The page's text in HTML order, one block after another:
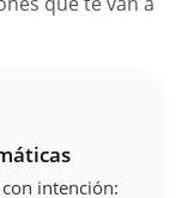
intención: